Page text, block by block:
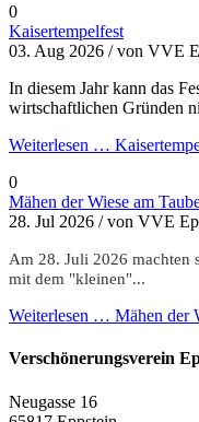
0
Kaisertempelfest
03. Aug 2026 / von VVE
In diesem Jahr kann das
wirtschaftlichen Gründen
Weiterlesen …
0
Mähen der Wiese am
28. Jul 2026 / von VVE
Am 28. Juli 2026 machten
mit dem "kleinen"...
Weiterlesen … Mähen der
Verschönerungsverein
Neugasse 16